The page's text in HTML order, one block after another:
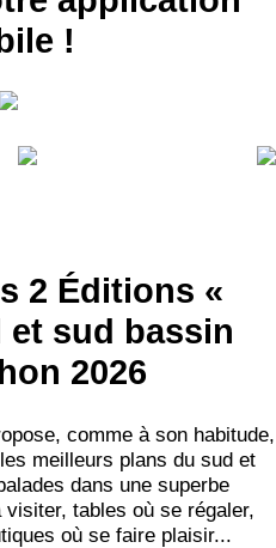
!
2 Éditions «
et sud bassin
2026
comme à son habitude,
meilleurs plans du sud et
dans une superbe
tables où se régaler,
où se faire plaisir...